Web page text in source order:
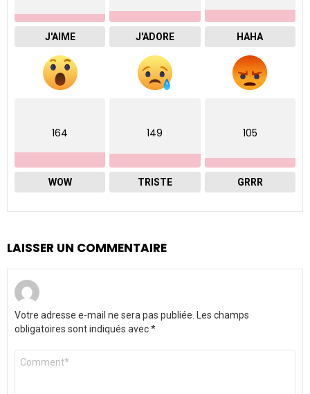
J'AIME J'ADORE HAHA
164
WOW
149
TRISTE
105
GRRR
LAISSER UN COMMENTAIRE
Votre adresse e-mail ne sera pas publiée. Les champs
obligatoires sont indiqués avec*
Commentaire